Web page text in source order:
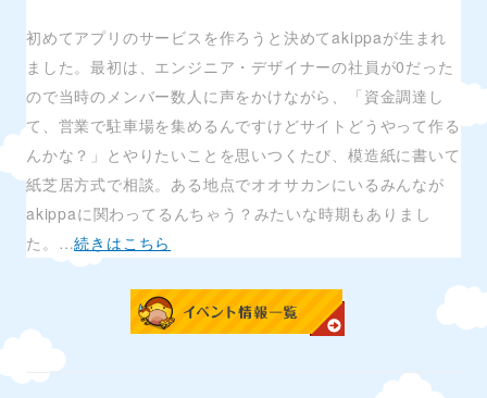
初めてアプリのサービスを作ろうと決めてakippaが生まれ
ました。最初は、エンジニア・デザイナーの社員が0だった
ので当時のメンバー数人に声をかけながら、「資金調達し
て、営業で駐車場を集めるんですけどサイトどうやって作る
んかな？」とやりたいことを思いつくたび、模造紙に書いて
紙芝居方式で相談。ある地点でオオサカンにいるみんなが
akippaに関わってるんちゃう？みたいな時期もありまし
た。…続きはこちら